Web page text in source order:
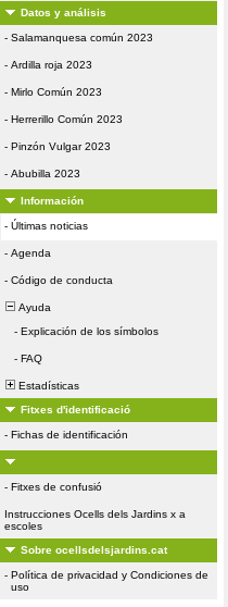
Datos y análisis
- Salamanquesa común 2023
- Ardilla roja 2023
- Mirlo Común 2023
- Herrerillo Común 2023
- Pinzón Vulgar 2023
- Abubilla 2023
Información
- Últimas noticias
- Agenda
- Código de conducta
Ayuda
- Explicación de los símbolos
- FAQ
Estadísticas
Fitxes d'identificació
- Fichas de identificación
- Fitxes de confusió
Instrucciones Ocells dels Jardins x a
escoles
Sobre ocellsdelsjardins.cat
- Política de privacidad y Condiciones de
uso